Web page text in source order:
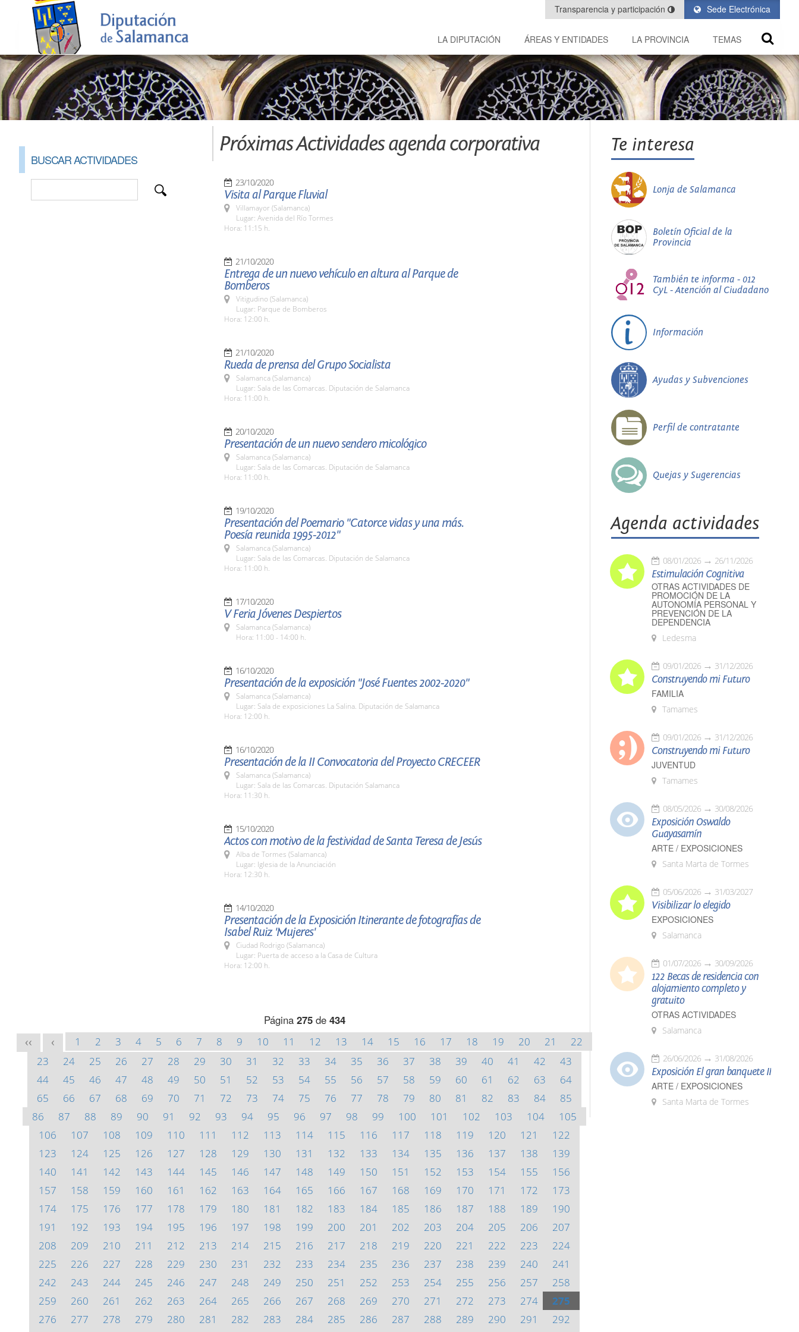
Sede Electrónica
Transparencia y participación
LA DIPUTACIÓN ÁREAS Y ENTIDADES LA PROVINCIA TEMAS
BUSCAR ACTIVIDADES
Próximas Actividades agenda corporativa
23/10/2020
Visita al Parque Fluvial
Villamayor (Salamanca)
Lugar: Avenida del Río Tormes
Hora: 11:15 h.
21/10/2020
Entrega de un nuevo vehículo en altura al Parque de
Bomberos
Vitigudino (Salamanca)
Lugar: Parque de Bomberos
Hora: 12:00 h.
21/10/2020
Rueda de prensa del Grupo Socialista
Salamanca (Salamanca)
Lugar: Sala de las Comarcas. Diputación de Salamanca
Hora: 11:00 h.
20/10/2020
Presentación de un nuevo sendero micológico
Salamanca (Salamanca)
Lugar: Sala de las Comarcas. Diputación de Salamanca
Hora: 11:00 h.
19/10/2020
Presentación del Poemario "Catorce vidas y una más.
Poesía reunida 1995-2012"
Salamanca (Salamanca)
Lugar: Sala de las Comarcas. Diputación de Salamanca
Hora: 11:00 h.
17/10/2020
V Feria Jóvenes Despiertos
Salamanca (Salamanca)
Hora: 11:00 - 14:00 h.
16/10/2020
Presentación de la exposición "José Fuentes 2002-2020"
Salamanca (Salamanca)
Lugar: Sala de exposiciones La Salina. Diputación de Salamanca
Hora: 12:00 h.
16/10/2020
Presentación de la II Convocatoria del Proyecto CRECEER
Salamanca (Salamanca)
Lugar: Sala de las Comarcas. Diputación Salamanca
Hora: 11:30 h.
15/10/2020
Actos con motivo de la festividad de Santa Teresa de Jesús
Alba de Tormes (Salamanca)
Lugar: Iglesia de la Anunciación
Hora: 12:30 h.
14/10/2020
Presentación de la Exposición Itinerante de fotografías de
Isabel Ruiz 'Mujeres'
Ciudad Rodrigo (Salamanca)
Lugar: Puerta de acceso a la Casa de Cultura
Hora: 12:00 h.
Página 275de 434
<< < 1 2 3 4 5 6 7 8 9 10 11 12 13 14 15 16 17 18 19 20 21
22
23
24 25 26 27 28 29 30 31 32 33 34 35 36 37 38 39 40 41 42
43
44
45 46 47 48 49 50 51 52 53 54 55 56 57 58 59 60 61 62 63
64
65
66 67 68 69 70 71 72 73 74 75 76 77 78 79 80 81 82 83 84
85
86
87 88 89 90 91 92 93 94 95 96 97 98 99 100 101 102 103 104
105
106
107 108 109 110 111 112 113 114 115 116 117 118 119 120 121
122
123
124 125 126 127 128 129 130 131 132 133 134 135 136 137 138
139
140
141 142 143 144 145 146 147 148 149 150 151 152 153 154 155
156
157
158 159 160 161 162 163 164 165 166 167 168 169 170 171 172
173
174
175 176 177 178 179 180 181 182 183 184 185 186 187 188 189
190
191
192 193 194 195 196 197 198 199 200 201 202 203 204 205 206
207
208
209 210 211 212 213 214 215 216 217 218 219 220 221 222 223
224
225
226 227 228 229 230 231 232 233 234 235 236 237 238 239 240
241
242
243 244 245 246 247 248 249 250 251 252 253 254 255 256 257
258
259
260 261 262 263 264 265 266 267 268 269 270 271 272 273 274
275
276
277 278 279 280 281 282 283 284 285 286 287 288 289 290 291
292
Te interesa
Lonja de Salamanca
Boletín Oficial de la
Provincia
También te informa - 012
CyL - Atención al Ciudadano
Información
Ayudas y Subvenciones
Perfil de contratante
Quejas y Sugerencias
Agenda actividades
08/01/2026 26/11/2026
Estimulación Cognitiva
OTRAS ACTIVIDADES DE
PROMOCIÓN DE LA
AUTONOMÍA PERSONAL Y
PREVENCIÓN DE LA
DEPENDENCIA
Ledesma
09/01/2026 31/12/2026
Construyendo mi Futuro
FAMILIA
Tamames
09/01/2026 31/12/2026
Construyendo mi Futuro
JUVENTUD
Tamames
08/05/2026 30/08/2026
Exposición Oswaldo
Guayasamín
ARTE / EXPOSICIONES
Santa Marta de Tormes
05/06/2026 31/03/2027
Visibilizar lo elegido
EXPOSICIONES
Salamanca
01/07/2026 30/09/2026
122 Becas de residencia con
alojamiento completo y
gratuito
OTRAS ACTIVIDADES
Salamanca
26/06/2026 31/08/2026
Exposición El gran banquete II
ARTE / EXPOSICIONES
Santa Marta de Tormes